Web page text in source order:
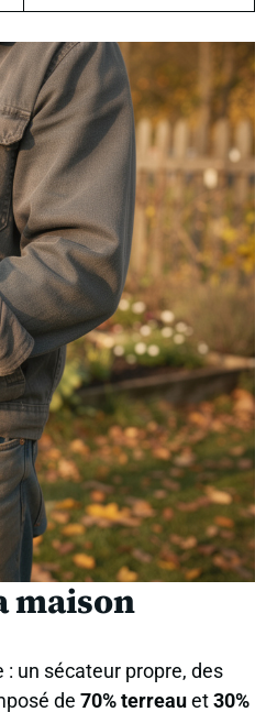
maison
un sécateur propre, des
de 70% terreauet30%